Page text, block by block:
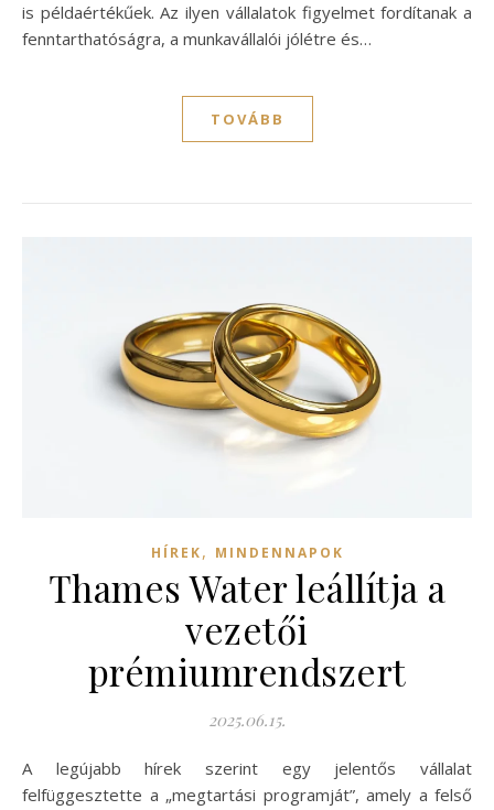
is példaértékűek. Az ilyen vállalatok figyelmet fordítanak a
fenntarthatóságra, a munkavállalói jólétre és…
TOVÁBB
HÍREK, MINDENNAPOK
Thames Water leállítja a
vezetői
prémiumrendszert
2025.06.15.
A legújabb hírek szerint egy jelentős vállalat
felfüggesztette a „megtartási programját”, amely a felső